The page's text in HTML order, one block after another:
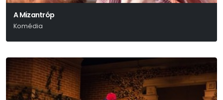
A Mizantróp
Komédia